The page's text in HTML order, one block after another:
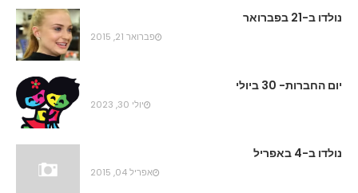
נולדו ב-21 בפברואר
פברואר 21, 2015
יום החברות- 30 ביולי
יולי 30, 2023
נולדו ב-4 באפריל
אפריל 04, 2015